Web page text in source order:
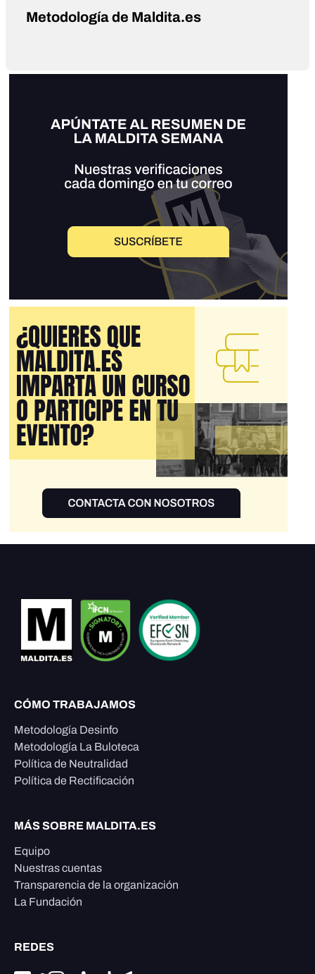
Metodología de Maldita.es
CÓMO TRABAJAMOS
Metodología Desinfo
Metodología La Buloteca
Política de Neutralidad
Política de Rectificación
MÁS SOBRE MALDITA.ES
Equipo
Nuestras cuentas
Transparencia de la organización
La Fundación
REDES